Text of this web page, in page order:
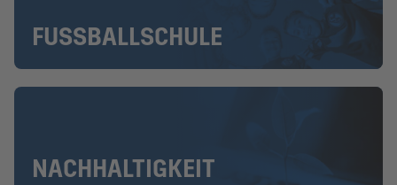
FUSSBALLSCHULE
NACHHALTIGKEIT